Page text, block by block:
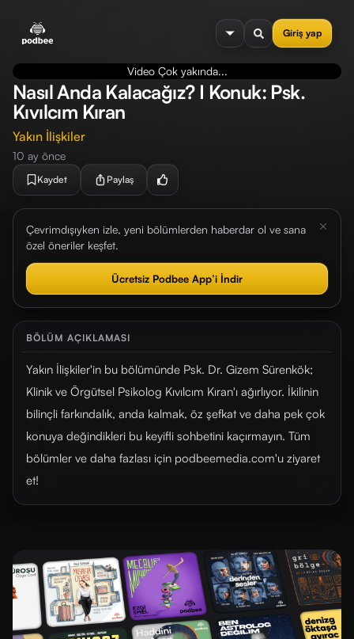
Giriş yap
menu
Video Çok yakında...
Nasıl Anda Kalacağız? I Konuk: Psk.
Kıvılcım Kıran
Yakın İlişkiler
10 ay önce
Kaydet Paylaş
Çevrimdışıyken izle, yeni bölümlerden haberdar ol ve sana
özel öneriler keşfet.
Ücretsiz Podbee App’i İndir
BÖLÜM AÇIKLAMASI
Yakın İlişkiler'in bu bölümünde Psk. Dr. Gizem Sürenkök;
Klinik ve Örgütsel Psikolog Kıvılcım Kıran'ı ağırlıyor. İkilinin
bilinçli farkındalık, anda kalmak, öz şefkat ve daha pek çok
konuya değindikleri bu keyifli sohbetini kaçırmayın. Tüm
bölümler ve daha fazlası için ⁠⁠⁠⁠podbeemedia.com⁠⁠⁠⁠'u ziyaret
et!